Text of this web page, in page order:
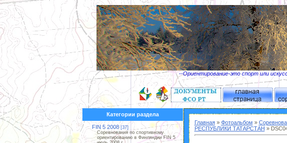
--Ориентирование-это спорт или
Категории раздела
FIN 5 2008 [37]
Соревнования по спортивному
ориентированию в Финляндии FIN 5
Главная» Фотоальбом »
РЕСПУБЛИКИ ТАТАРСТАН »